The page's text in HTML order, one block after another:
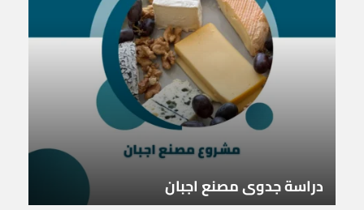
دراسة جدوى مصنع اجبان